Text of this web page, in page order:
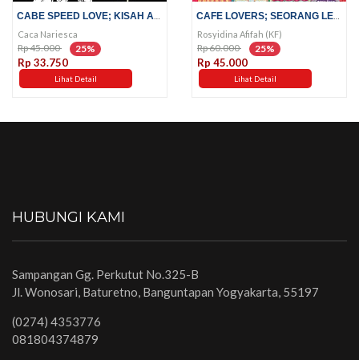
Caca Nariesca
Rp 45.000 25%
Rp 33.750
Lihat Detail
Rosyidina Afifah (KF)
Rp 60.000 25%
Rp 45.000
Lihat Detail
HUBUNGI KAMI
Sampangan Gg. Perkutut No.325-B
Jl. Wonosari, Baturetno, Banguntapan Yogyakarta, 55197
(0274) 4353776
081804374879